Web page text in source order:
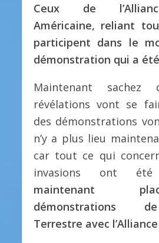
Ceux de
Américaine, reliant
participent dans le
démonstration qui a
Maintenant sachez
révélations vont se
des démonstrations
n’y a plus lieu
car tout ce qui
invasions ont été
maintenant
démonstrations
Terrestre avec